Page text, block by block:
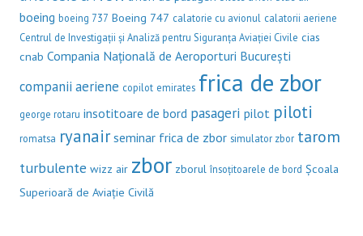
boeing boeing 737 Boeing 747 calatorie cu avionul calatorii aeriene
Centrul de Investigații și Analiză pentru Siguranța Aviației Civile cias
cnab Compania Națională de Aeroporturi București
companii aeriene copilot emirates frica de zbor
george rotaru insotitoare de bord pasageri pilot piloti
romatsa ryanair seminar frica de zbor simulator zbor tarom
turbulente wizz air zbor zborul însoțitoarele de bord Școala
Superioară de Aviație Civilă